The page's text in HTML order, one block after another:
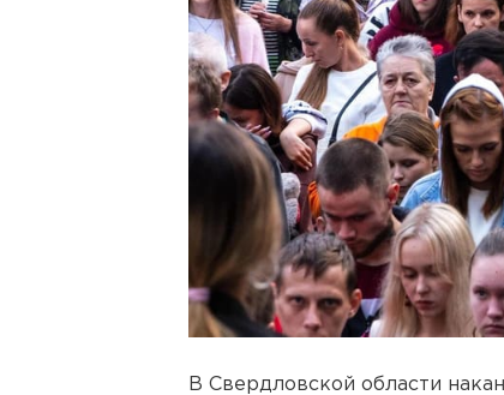
В Свердловской области